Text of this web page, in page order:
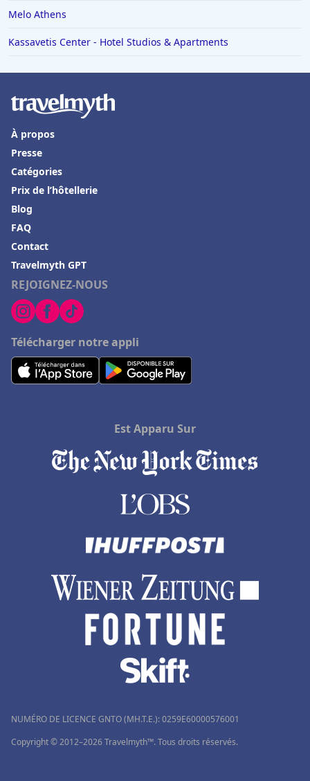
Melo Athens
Kassavetis Center - Hotel Studios & Apartments
REJOIGNEZ-NOUS
Télécharger notre appli
À propos
Presse
Catégories
Prix de l’hôtellerie
Blog
FAQ
Contact
Travelmyth GPT
Est Apparu Sur
NUMÉRO DE LICENCE GNTO (MH.T.E.): 0259Ε60000576001
Copyright © 2012–2026 Travelmyth™. Tous droits réservés.